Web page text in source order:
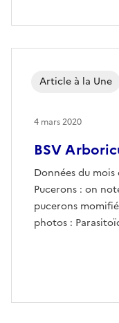
BSV
Données du mois
Pucerons : on
pucerons
photos :
Article à la Une
4 mars 2020